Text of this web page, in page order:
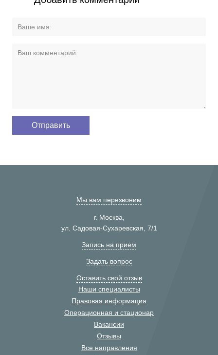
Мы вам перезвоним
г. Москва,
ул. Садовая-Сухаревская, 7/1
Запись на прием
Задать вопрос
Оставить свой отзыв
Наши специалисты
Правовая информация
Операционная и стационар
Вакансии
Отзывы
Все направления